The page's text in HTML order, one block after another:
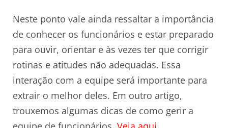
Neste ponto vale ainda ressaltar a importância
de conhecer os funcionários e estar preparado
para ouvir, orientar e às vezes ter que corrigir
rotinas e atitudes não adequadas. Essa
interação com a equipe será importante para
extrair o melhor deles. Em outro artigo,
trouxemos algumas dicas de como gerir a